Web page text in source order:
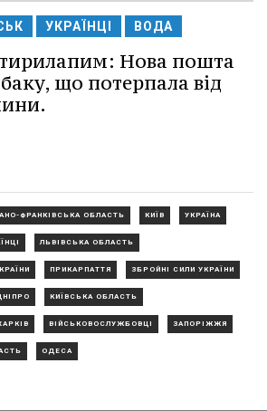
УКРАЇНЦІ ВОДА
Нова пошта
що потерпала від
ФРАНКІВСЬКА ОБЛАСТЬ КИЇВ УКРАЇНА
ЛЬВІВСЬКА ОБЛАСТЬ
ПРИКАРПАТТЯ ЗБРОЙНІ СИЛИ УКРАЇНИ
КИЇВСЬКА ОБЛАСТЬ
ВІЙСЬКОВОСЛУЖБОВЦІ ЗАПОРІЖЖЯ
ОДЕСА